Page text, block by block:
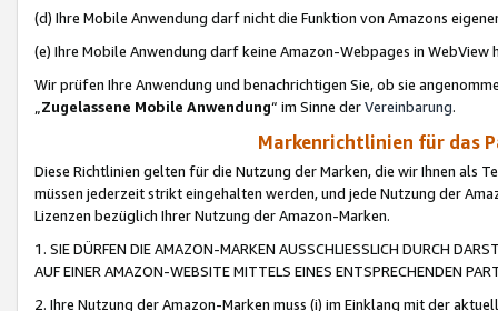
(d) Ihre Mobile Anwendung darf nicht die Funktion von Amazons
(e) Ihre Mobile Anwendung darf keine Amazon-Webpages in WebView
Wir prüfen Ihre Anwendung und benachrichtigen Sie, ob sie
„Zugelassene Mobile Anwendung“ im Sinne derVereinbarung.
Markenrichtlinien für das
Diese Richtlinien gelten für die Nutzung der Marken, die wir Ihnen als
müssen jederzeit strikt eingehalten werden, und jede Nutzung der
Lizenzen bezüglich Ihrer Nutzung der Amazon-Marken.
1. SIE DÜRFEN DIE AMAZON-MARKEN AUSSCHLIESSLICH DURCH
AUF EINER AMAZON-WEBSITE MITTELS EINES ENTSPRECHENDEN
2. Ihre Nutzung der Amazon-Marken muss (i) im Einklang mit der